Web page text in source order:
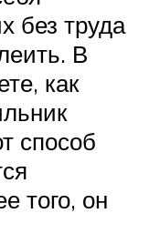
без труда
В
как
способ
того, он